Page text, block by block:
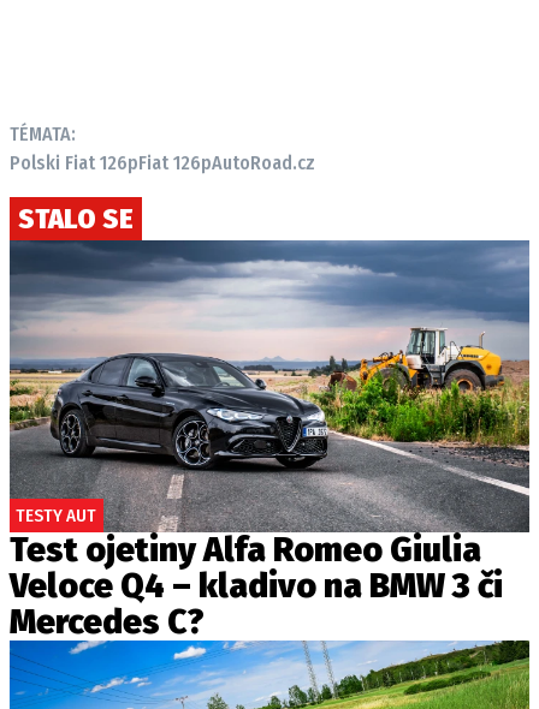
TÉMATA:
Polski Fiat 126pFiat 126pAutoRoad.cz
STALO SE
TESTY AUT
Test ojetiny Alfa Romeo Giulia
Veloce Q4 – kladivo na BMW 3 či
Mercedes C?